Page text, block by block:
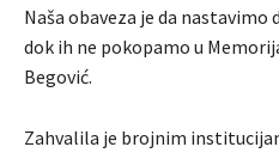
Naša obaveza je da
dok ih ne pokopamo u
Begović.
Zahvalila je brojnim